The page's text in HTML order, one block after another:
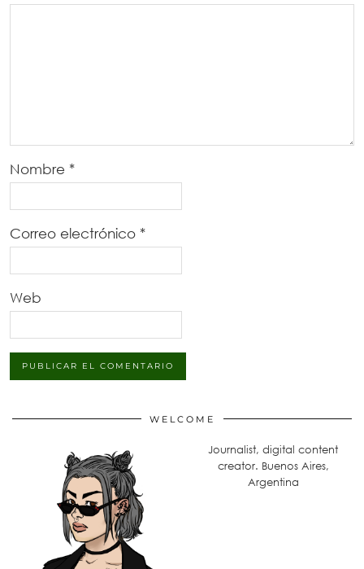
Nombre *
Correo electrónico *
Web
WELCOME
Journalist, digital content
creator. Buenos Aires,
Argentina